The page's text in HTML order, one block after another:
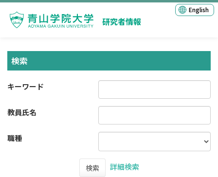
研究者情報
English
検索
キーワード
教員氏名
職種
検索
詳細検索